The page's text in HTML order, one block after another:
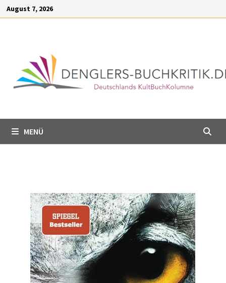
springen
August 7, 2026
MENÜ